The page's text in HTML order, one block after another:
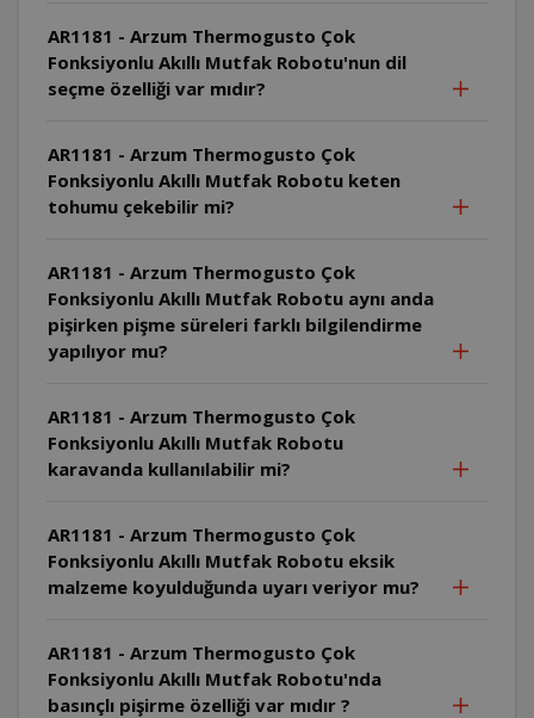
AR1181 - Arzum Thermogusto Çok
Fonksiyonlu Akıllı Mutfak Robotu'nun dil
seçme özelliği var mıdır?
AR1181 - Arzum Thermogusto Çok
Fonksiyonlu Akıllı Mutfak Robotu keten
tohumu çekebilir mi?
AR1181 - Arzum Thermogusto Çok
Fonksiyonlu Akıllı Mutfak Robotu aynı anda
pişirken pişme süreleri farklı bilgilendirme
yapılıyor mu?
AR1181 - Arzum Thermogusto Çok
Fonksiyonlu Akıllı Mutfak Robotu
karavanda kullanılabilir mi?
AR1181 - Arzum Thermogusto Çok
Fonksiyonlu Akıllı Mutfak Robotu eksik
malzeme koyulduğunda uyarı veriyor mu?
AR1181 - Arzum Thermogusto Çok
Fonksiyonlu Akıllı Mutfak Robotu'nda
basınçlı pişirme özelliği var mıdır ?